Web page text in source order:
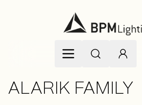
ALARIK FAMILY